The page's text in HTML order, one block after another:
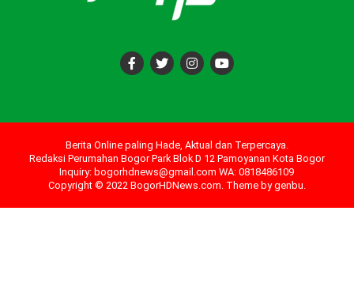
Berita Online paling Hade, Aktual dan Terpercaya.
Redaksi Perumahan Bogor Park Blok D 12 Pamoyanan Kota Bogor
Inquiry: bogorhdnews@gmail.com WA: 0818486109
Copyright © 2022 BogorHDNews.com. Theme bygenbu